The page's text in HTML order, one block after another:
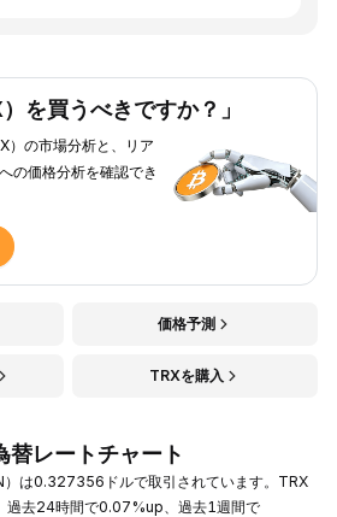
を買うべきですか？」
）の市場分析と、リア
の価格分析を確認でき
価格予測
TRXを購入
替レートチャート
は0.327356ドルで取引されています。TRX
過去24時間で0.07%up、過去1週間で